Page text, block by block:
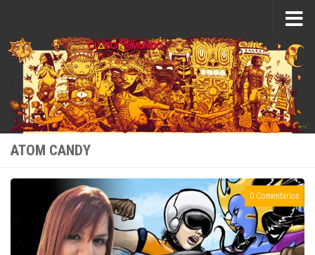
ATOM CANDY
0 Comentarios